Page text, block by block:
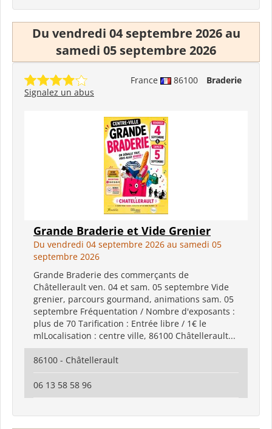
Du vendredi 04 septembre 2026 au
samedi 05 septembre 2026
France 86100
Braderie
Signalez un abus
Grande Braderie et Vide Grenier
Du vendredi 04 septembre 2026 au samedi 05
septembre 2026
Grande Braderie des commerçants de
Châtellerault ven. 04 et sam. 05 septembre Vide
grenier, parcours gourmand, animations sam. 05
septembre Fréquentation / Nombre d'exposants :
plus de 70 Tarification : Entrée libre / 1€ le
mlLocalisation : centre ville, 86100 Châtellerault...
86100 - Châtellerault
06 13 58 58 96